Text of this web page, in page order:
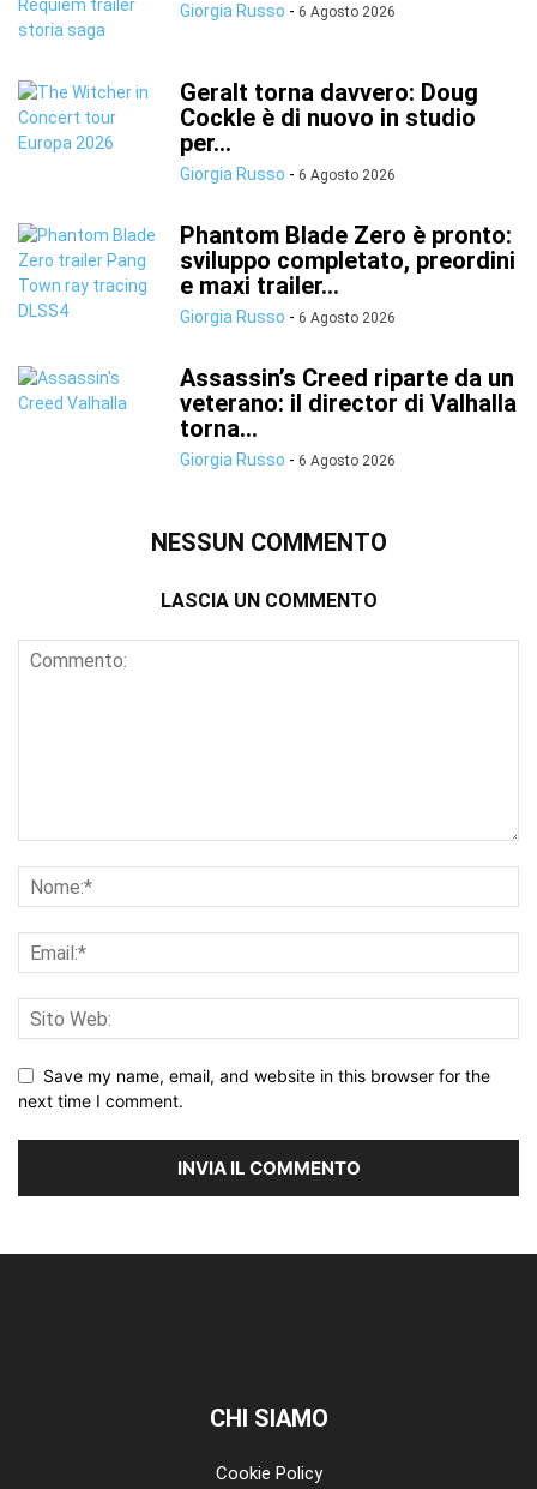
Giorgia Russo - 6 Agosto 2026
Geralt torna davvero: Doug
Cockle è di nuovo in studio
per...
Giorgia Russo - 6 Agosto 2026
Phantom Blade Zero è pronto:
sviluppo completato, preordini
e maxi trailer...
Giorgia Russo - 6 Agosto 2026
Assassin’s Creed riparte da un
veterano: il director di Valhalla
torna...
Giorgia Russo - 6 Agosto 2026
NESSUN COMMENTO
LASCIA UN COMMENTO
Save my name, email, and website in this browser for the
next time I comment.
CHI SIAMO
Cookie Policy